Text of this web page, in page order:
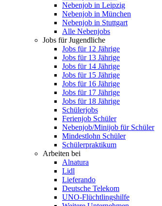
Nebenjob in Leipzig
Nebenjob in München
Nebenjob in Stuttgart
Alle Nebenjobs
Jobs für Jugendliche
Jobs für 12 Jährige
Jobs für 13 Jährige
Jobs für 14 Jährige
Jobs für 15 Jährige
Jobs für 16 Jährige
Jobs für 17 Jährige
Jobs für 18 Jährige
Schülerjobs
Ferienjob Schüler
Nebenjob/Minijob für Schüler
Mindestlohn Schüler
Schülerpraktikum
Arbeiten bei
Alnatura
Lidl
Lieferando
Deutsche Telekom
UNO-Flüchtlingshilfe